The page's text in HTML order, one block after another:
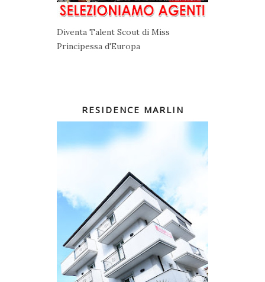
Diventa Talent Scout di Miss
Principessa d'Europa
RESIDENCE MARLIN